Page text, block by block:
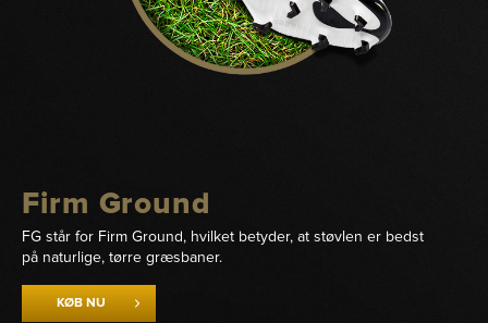
Firm Ground
FG står for Firm Ground, hvilket betyder, at støvlen er bedst
på naturlige, tørre græsbaner.
KØB NU